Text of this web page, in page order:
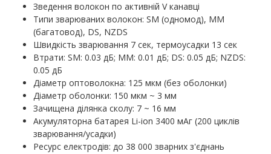
Зведення волокон по активній V канавці
Типи зварюваних волокон: SM (одномод), MM
(багатовод), DS, NZDS
Швидкість зварювання 7 сек, термоусадки 13 сек
Втрати: SM: 0.03 дБ; MM: 0.01 дБ; DS: 0.05 дБ; NZDS:
0.05 дБ
Діаметр оптоволокна: 125 мкм (без оболонки)
Діаметр оболонки: 150 мкм ~ 3 мм
Зачищена ділянка сколу: 7 ~ 16 мм
Акумуляторна батарея Li-ion 3400 мАг (200 циклів
зварювання/усадки)
Ресурс електродів: до 38 000 зварних з'єднань